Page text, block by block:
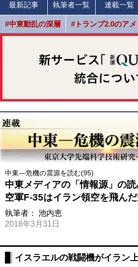
最新記事 執筆者一覧 連載一覧
#中東動乱の深層 #トランプ2.0のア
中東―危機の震源を読む(95)
中東メディアの「情報源」の
空軍F-35はイラン領空を飛ん
執筆者： 池内恵
2018年3月31日
イスラエルの戦闘機がイラン